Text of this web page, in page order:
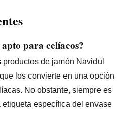
para celíacos?
de jamón Navidul
los convierte en una opción
No obstante, siempre es
específica del envase